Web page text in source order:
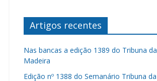
Artigos recentes
Nas bancas a edição 1389 do Tribuna da
Madeira
Edição nº 1388 do Semanário Tribuna da